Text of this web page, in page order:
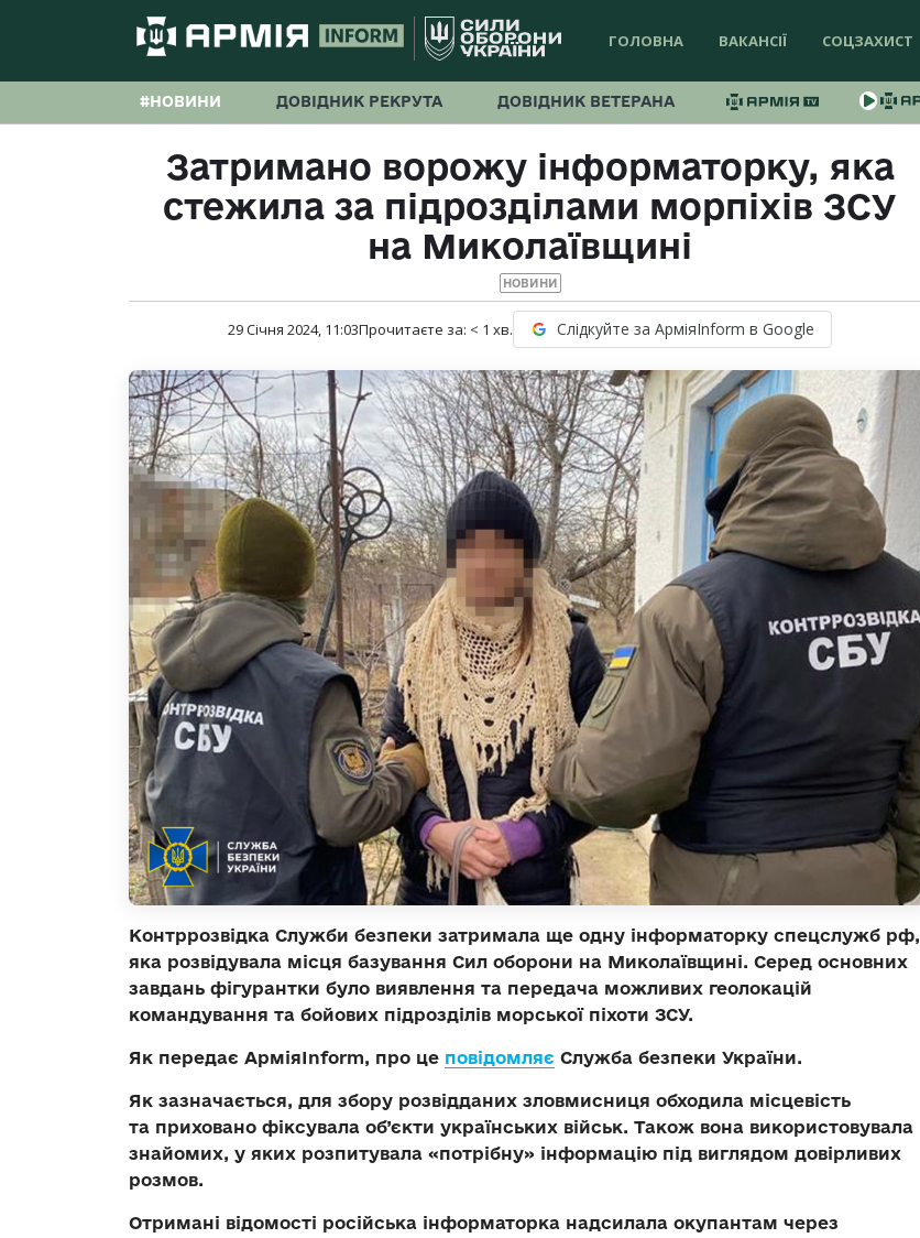
ГОЛОВНА ВАКАНСІЇ СОЦЗАХИСТ
#НОВИНИ ДОВІДНИК РЕКРУТА ДОВІДНИК ВЕТЕРАНА
Затримано ворожу інформаторку, яка
стежила за підрозділами морпіхів ЗСУ
на Миколаївщині
НОВИНИ
29 Січня 2024, 11:03Прочитаєте за: < 1 хв. Слідкуйте за АрміяInform в Google
Контррозвідка Служби безпеки затримала ще одну інформаторку спецслужб рф,
яка розвідувала місця базування Сил оборони на Миколаївщині. Серед основних
завдань фігурантки було виявлення та передача можливих геолокацій
командування та бойових підрозділів морської піхоти ЗСУ.
Як передає АрміяInform, про це повідомляє Служба безпеки України.
Як зазначається, для збору розвідданих зловмисниця обходила місцевість
та приховано фіксувала об’єкти українських військ. Також вона використовувала
знайомих, у яких розпитувала «потрібну» інформацію під виглядом довірливих
розмов.
Отримані відомості російська інформаторка надсилала окупантам через